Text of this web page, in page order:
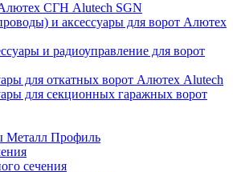
СГН Alutech SGN
и аксессуары для ворот Алютех
и радиоуправление для ворот
для откатных ворот Алютех Alutech
для секционных гаражных ворот
Металл Профиль
сечения